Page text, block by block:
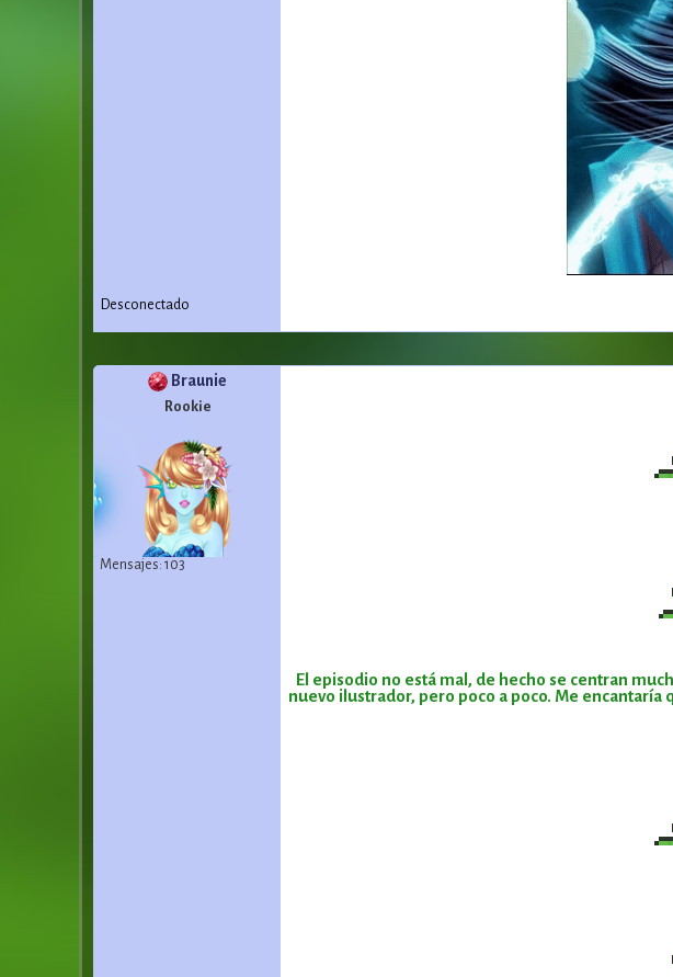
Desconectado
Braunie
Rookie
Mensajes: 103
El episodio no está mal, de hecho se centran
nuevo ilustrador, pero poco a poco. Me encantaría